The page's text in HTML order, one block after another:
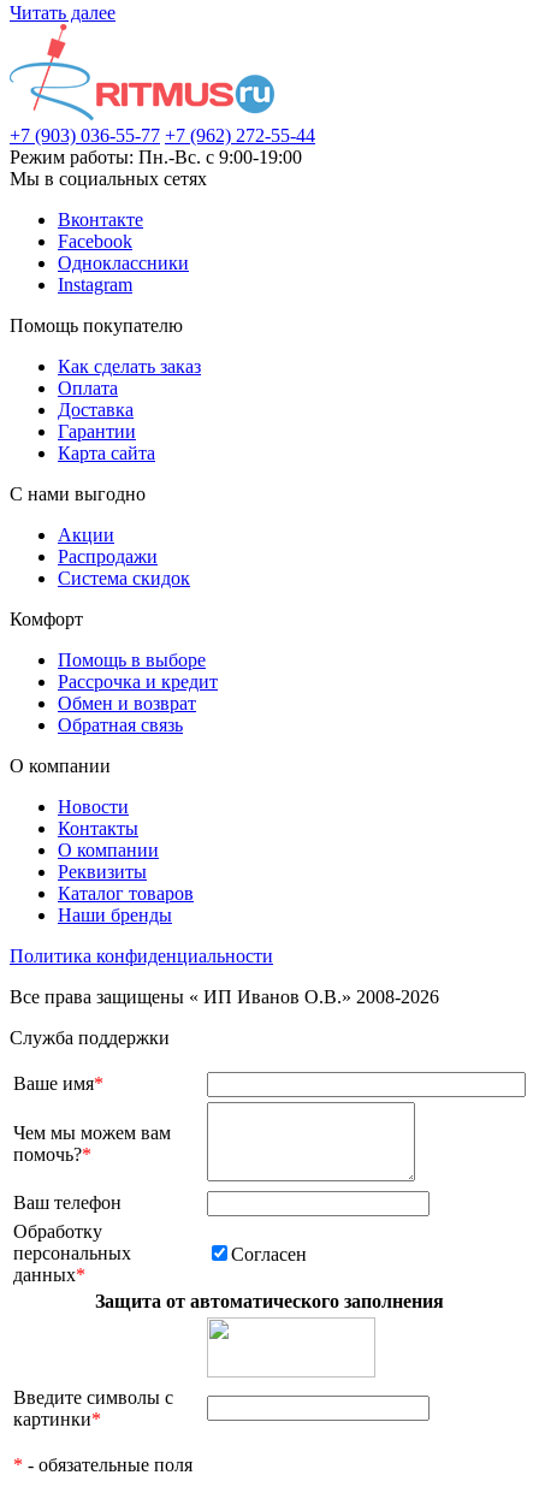
Читать далее
+7 (903) 036-55-77 +7 (962) 272-55-44
Режим работы: Пн.-Вс. с 9:00-19:00
Мы в социальных сетях
Вконтакте
Facebook
Одноклассники
Instagram
Помощь покупателю
Как сделать заказ
Оплата
Доставка
Гарантии
Карта сайта
С нами выгодно
Акции
Распродажи
Система скидок
Комфорт
Помощь в выборе
Рассрочка и кредит
Обмен и возврат
Обратная связь
О компании
Новости
Контакты
О компании
Реквизиты
Каталог товаров
Наши бренды
Политика конфиденциальности
Все права защищены « ИП Иванов О.В.» 2008-2026
Служба поддержки
Ваше имя*
Чем мы можем вам
помочь?*
Ваш телефон
Обработку
персональных
данных*
Согласен
Защита от автоматического заполнения
Введите символы с
картинки*
* - обязательные поля